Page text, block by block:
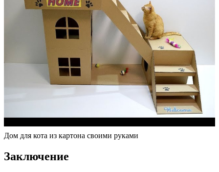
Дом для кота из картона своими руками
Заключение